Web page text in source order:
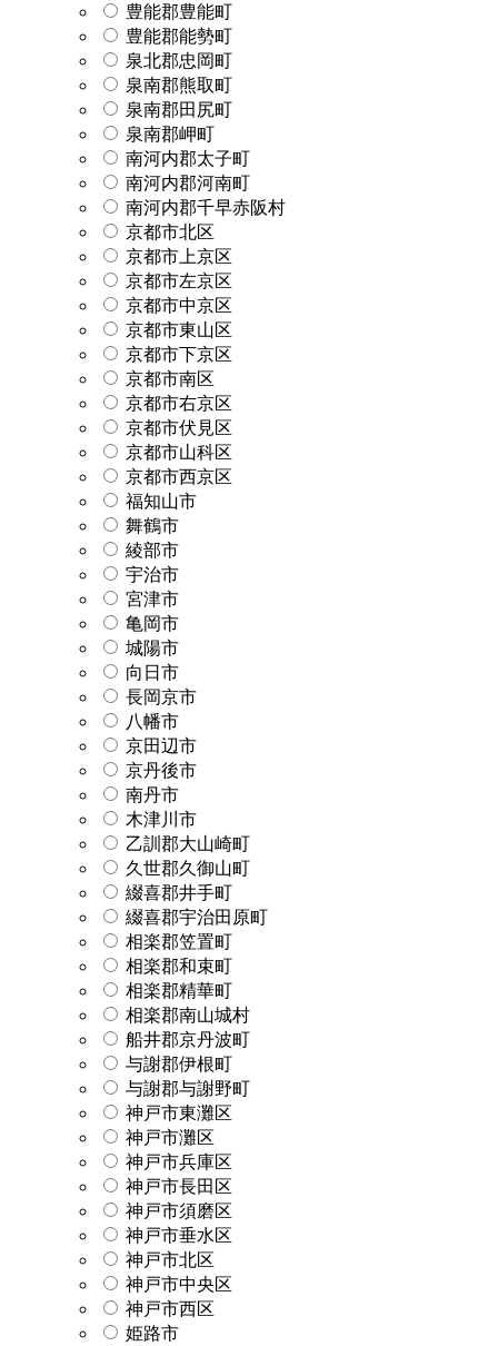
豊能郡豊能町
豊能郡能勢町
泉北郡忠岡町
泉南郡熊取町
泉南郡田尻町
泉南郡岬町
南河内郡太子町
南河内郡河南町
南河内郡千早赤阪村
京都市北区
京都市上京区
京都市左京区
京都市中京区
京都市東山区
京都市下京区
京都市南区
京都市右京区
京都市伏見区
京都市山科区
京都市西京区
福知山市
舞鶴市
綾部市
宇治市
宮津市
亀岡市
城陽市
向日市
長岡京市
八幡市
京田辺市
京丹後市
南丹市
木津川市
乙訓郡大山崎町
久世郡久御山町
綴喜郡井手町
綴喜郡宇治田原町
相楽郡笠置町
相楽郡和束町
相楽郡精華町
相楽郡南山城村
船井郡京丹波町
与謝郡伊根町
与謝郡与謝野町
神戸市東灘区
神戸市灘区
神戸市兵庫区
神戸市長田区
神戸市須磨区
神戸市垂水区
神戸市北区
神戸市中央区
神戸市西区
姫路市